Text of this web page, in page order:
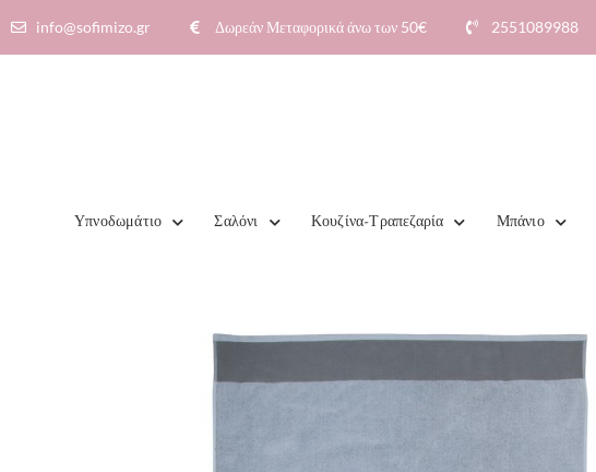
info@sofimizo.gr Δωρεάν Μεταφορικά άνω των 50€​ 2551089988
Υπνοδωμάτιο Σαλόνι Κουζίνα-Τραπεζαρία Μπάνιο